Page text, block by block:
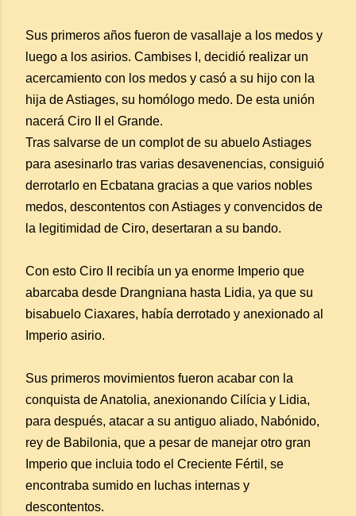
Sus primeros años fueron de vasallaje a los medos y
luego a los asirios. Cambises I, decidió realizar un
acercamiento con los medos y casó a su hijo con la
hija de Astiages, su homólogo medo. De esta unión
nacerá Ciro II el Grande.
Tras salvarse de un complot de su abuelo Astiages
para asesinarlo tras varias desavenencias, consiguió
derrotarlo en Ecbatana gracias a que varios nobles
medos, descontentos con Astiages y convencidos de
la legitimidad de Ciro, desertaran a su bando.
Con esto Ciro II recibía un ya enorme Imperio que
abarcaba desde Drangniana hasta Lidia, ya que su
bisabuelo Ciaxares, había derrotado y anexionado al
Imperio asirio.
Sus primeros movimientos fueron acabar con la
conquista de Anatolia, anexionando Cilícia y Lidia,
para después, atacar a su antiguo aliado, Nabónido,
rey de Babilonia, que a pesar de manejar otro gran
Imperio que incluia todo el Creciente Fértil, se
encontraba sumido en luchas internas y
descontentos.